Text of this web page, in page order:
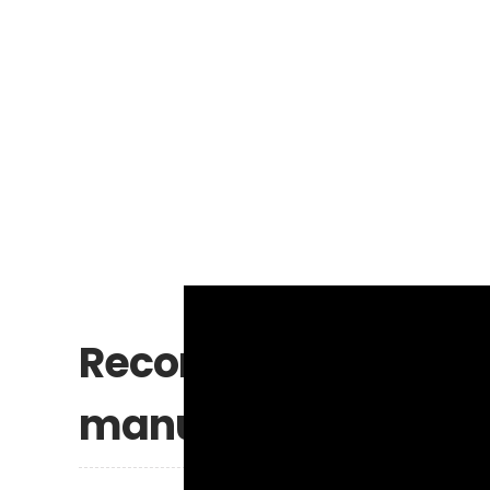
Recomendaciones
manualidad